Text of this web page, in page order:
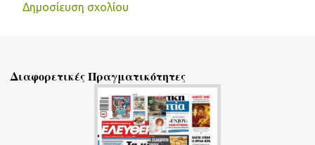
λ
Δημοσίευση σχολίου
Διαφορετικές Πραγματικότητες